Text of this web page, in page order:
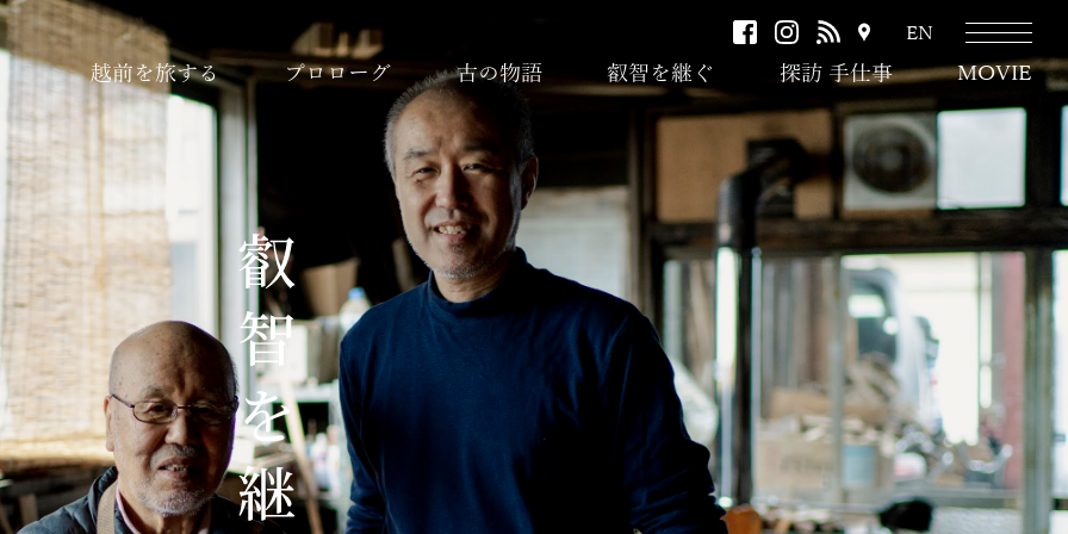
facebookinstagram
RSS
ク
セ
ス
EN
越前を旅する プロローグ 古の物語 叡智を継ぐ 探訪 手仕事 MOVIE